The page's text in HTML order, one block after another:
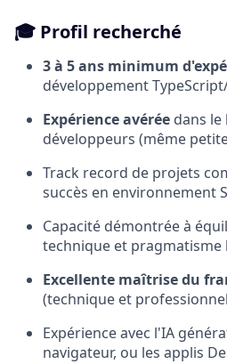
🎓 Profil recherché
3 à 5 ans minimum
développement
Expérience avérée dans
développeurs (même
Track record de projets
succès en environnement
Capacité démontrée à
technique et pragmatisme
Excellente maîtrise du
(technique et
Expérience avec l'IA
navigateur, ou les applis